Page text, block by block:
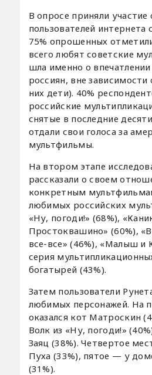
В опросе приняли
пользователей интернета
75% опрошенных
всего любят советские
шла именно о
россиян, вне зависимости
них дети). 40%
российские
снятые в последние
отдали свои голоса за
мультфильмы.
На втором этапе
рассказали о своем
конкретным
любимых российских
«Ну, погоди!» (68%),
Простоквашино» (60%),
все-все» (46%), «Малыш и
серия
богатырей (43%).
Затем пользователи
любимых персонажей. На
оказался кот Матроскин
Волк из «Ну, погоди!»
Заяц (38%). Четвертое
Пуха (33%), пятое — у
(31%).